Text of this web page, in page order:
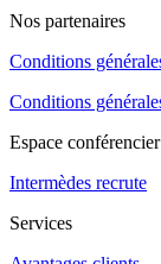
Nos partenaires
Conditions
Conditions
Espace conférencier
Intermèdes recrute
Services